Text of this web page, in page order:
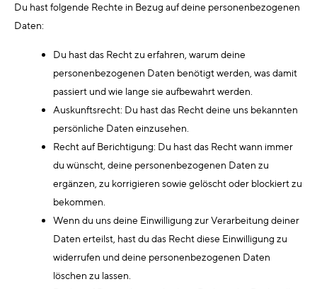
Du hast folgende Rechte in Bezug auf deine personenbezogenen
Daten:
Du hast das Recht zu erfahren, warum deine
personenbezogenen Daten benötigt werden, was damit
passiert und wie lange sie aufbewahrt werden.
Auskunftsrecht: Du hast das Recht deine uns bekannten
persönliche Daten einzusehen.
Recht auf Berichtigung: Du hast das Recht wann immer
du wünscht, deine personenbezogenen Daten zu
ergänzen, zu korrigieren sowie gelöscht oder blockiert zu
bekommen.
Wenn du uns deine Einwilligung zur Verarbeitung deiner
Daten erteilst, hast du das Recht diese Einwilligung zu
widerrufen und deine personenbezogenen Daten
löschen zu lassen.